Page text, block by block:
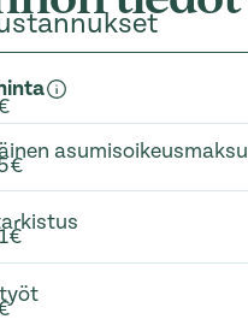
asumisoikeusmaksu